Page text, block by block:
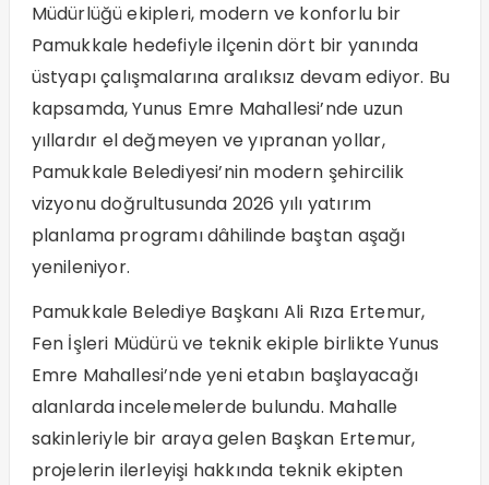
Müdürlüğü ekipleri, modern ve konforlu bir
Pamukkale hedefiyle ilçenin dört bir yanında
üstyapı çalışmalarına aralıksız devam ediyor. Bu
kapsamda, Yunus Emre Mahallesi’nde uzun
yıllardır el değmeyen ve yıpranan yollar,
Pamukkale Belediyesi’nin modern şehircilik
vizyonu doğrultusunda 2026 yılı yatırım
planlama programı dâhilinde baştan aşağı
yenileniyor.
Pamukkale Belediye Başkanı Ali Rıza Ertemur,
Fen İşleri Müdürü ve teknik ekiple birlikte Yunus
Emre Mahallesi’nde yeni etabın başlayacağı
alanlarda incelemelerde bulundu. Mahalle
sakinleriyle bir araya gelen Başkan Ertemur,
projelerin ilerleyişi hakkında teknik ekipten